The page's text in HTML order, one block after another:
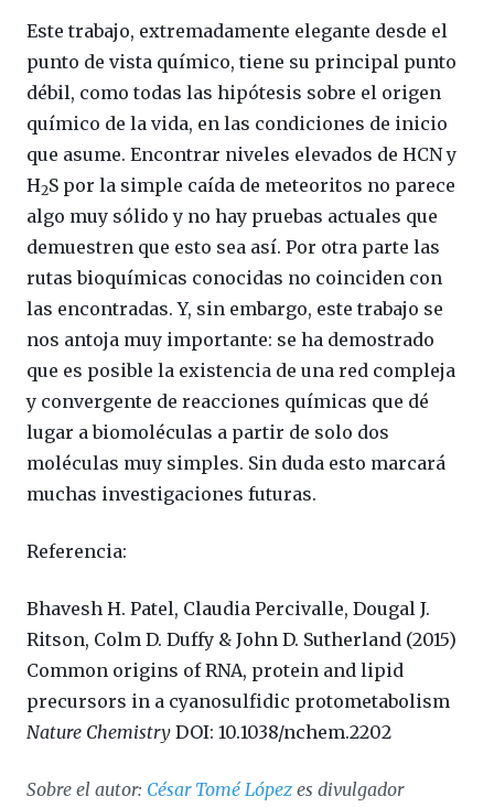
Este trabajo, extremadamente elegante desde el
punto de vista químico, tiene su principal punto
débil, como todas las hipótesis sobre el origen
químico de la vida, en las condiciones de inicio
que asume. Encontrar niveles elevados de HCN y
H2S por la simple caída de meteoritos no parece
algo muy sólido y no hay pruebas actuales que
demuestren que esto sea así. Por otra parte las
rutas bioquímicas conocidas no coinciden con
las encontradas. Y, sin embargo, este trabajo se
nos antoja muy importante: se ha demostrado
que es posible la existencia de una red compleja
y convergente de reacciones químicas que dé
lugar a biomoléculas a partir de solo dos
moléculas muy simples. Sin duda esto marcará
muchas investigaciones futuras.
Referencia:
Bhavesh H. Patel, Claudia Percivalle, Dougal J.
Ritson, Colm D. Duffy & John D. Sutherland (2015)
Common origins of RNA, protein and lipid
precursors in a cyanosulfidic protometabolism
Nature Chemistry DOI: 10.1038/nchem.2202
Sobre el autor: César Tomé López es divulgador